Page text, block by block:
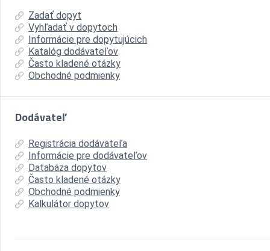
Zadať dopyt
Vyhľadať v dopytoch
Informácie pre dopytujúcich
Katalóg dodávateľov
Často kladené otázky
Obchodné podmienky
Dodávateľ
Registrácia dodávateľa
Informácie pre dodávateľov
Databáza dopytov
Často kladené otázky
Obchodné podmienky
Kalkulátor dopytov